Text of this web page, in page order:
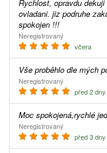
Rychlost, opravdu dekuji za rychlost v doruceni dalkoveho
ovladani. jiz podruhe
spokojen !!!
Neregistrovaný
včera
Vše proběhlo dle mých
Neregistrovaný
před 2 dny
Moc spokojená,rychlé
Neregistrovaný
před 3 dny